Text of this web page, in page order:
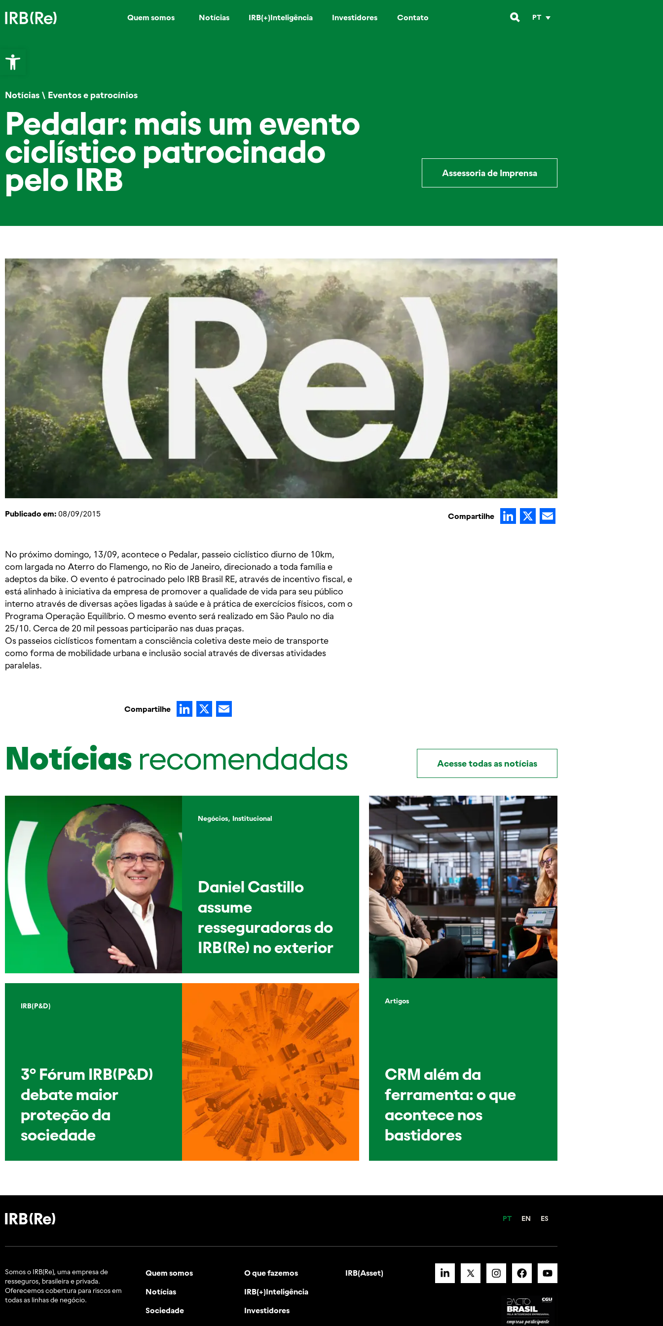
Abrir a barra de ferramentas
Quem somos Notícias IRB(+)Inteligência Investidores Contato PT
Notícias \ Eventos e patrocínios
Pedalar: mais um evento
ciclístico patrocinado
pelo IRB Assessoria de Imprensa
Publicado em: 08/09/2015 Compartilhe LinkedIn
X
​No próximo domingo, 13/09, acontece o Pedalar, passeio ciclístico diurno de 10km,
com largada no Aterro do Flamengo, no Rio de Janeiro, direcionado a toda família e
adeptos da bike. O evento é patrocinado pelo IRB Brasil RE, através de incentivo fiscal, e
está alinhado à iniciativa da empresa de promover a qualidade de vida para seu público
interno através de diversas ações ligadas à saúde e à prática de exercícios físicos, com o
Programa Operação Equilíbrio. O mesmo evento será realizado em São Paulo no dia
25/10. Cerca de 20 mil pessoas participarão nas duas praças.
Os passeios ciclísticos fomentam a consciência coletiva deste meio de transporte
como forma de mobilidade urbana e inclusão social através de diversas atividades
paralelas.
Compartilhe LinkedIn
X
Notícias recomendadas Acesse todas as notícias
Negócios, Institucional
Daniel Castillo
assume
resseguradoras do
IRB(Re) no exterior
IRB(P&D)
3º Fórum IRB(P&D)
debate maior
proteção da
sociedade
Artigos
CRM além da
ferramenta: o que
acontece nos
bastidores
PT EN ES
Somos o IRB(Re), uma empresa de
resseguros, brasileira e privada.
Oferecemos cobertura para riscos em
todas as linhas de negócio.
Quem somos O que fazemos
Notícias IRB(+)Inteligência
Sociedade Investidores
IRB(Asset)